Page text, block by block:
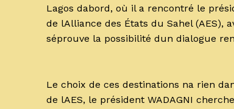
Lagos dabord, où il a rencontré le
de lAlliance des États du Sahel (AES),
séprouve la possibilité dun dialogue
Le choix de ces destinations na rien
de lAES, le président WADAGNI